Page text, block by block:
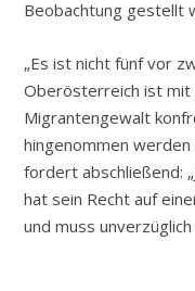
Beobachtung gestellt
„Es ist nicht fünf vor
Oberösterreich ist mit
Migrantengewalt
hingenommen
fordert abschließend:
hat sein Recht auf
und muss